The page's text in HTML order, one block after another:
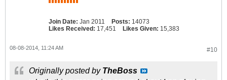
Join Date: Jan 2011 Posts: 14073
Likes Received: 17,451 Likes Given: 15,383
#10
08-08-2014, 11:24 AM
Originally posted by TheBoss